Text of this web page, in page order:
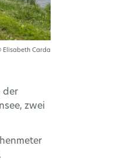
Elisabeth Carda
der
zwei